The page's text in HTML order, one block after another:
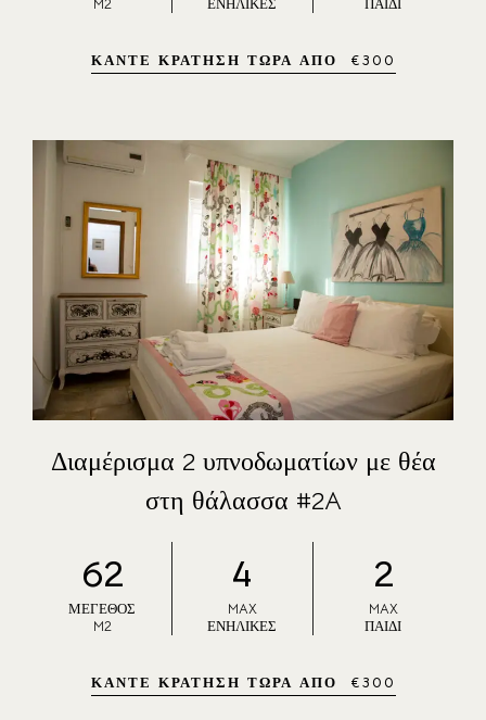
M2
ΕΝΉΛΙΚΕΣ
ΠΑΙΔΊ
ΚΆΝΤΕ ΚΡΆΤΗΣΗ ΤΏΡΑ ΑΠΌ €300
Διαμέρισμα 2 υπνοδωματίων με θέα
στη θάλασσα #2A
62
ΜΈΓΕΘΟΣ
M2
4
MAX
ΕΝΉΛΙΚΕΣ
2
MAX
ΠΑΙΔΊ
ΚΆΝΤΕ ΚΡΆΤΗΣΗ ΤΏΡΑ ΑΠΌ €300